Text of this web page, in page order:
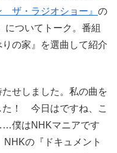
ザ・ラジオショー』 の
についてトーク。番組
の家』を選曲して紹介
たせしました。私の曲を
た！ 今日はですね、こ
僕はNHKマニアです
の『ドキュメント